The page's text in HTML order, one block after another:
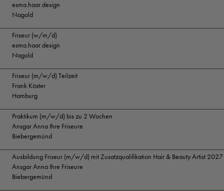
esma.haar.design
Nagold
Friseur (w/m/d)
esma.haar.design
Nagold
Friseur (m/w/d) Teilzeit
Frank Köster
Hamburg
Praktikum (m/w/d) bis zu 2 Wochen
Ansgar Anna Ihre Friseure
Biebergemünd
Ausbildung Friseur (m/w/d) mit Zusatzqualifikation Hair & Beauty Artist 2027
Ansgar Anna Ihre Friseure
Biebergemünd